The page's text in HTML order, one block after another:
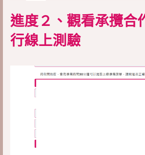
進度２、觀看承攬合
行線上測驗